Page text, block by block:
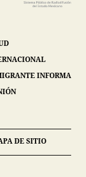
INFORMA
DE SITIO